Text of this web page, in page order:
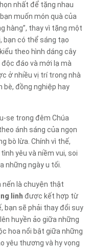
nhất để tặng nhau
muốn món quà của
hàng”, thay vì tặng một
bạn có thể sáng tạo
theo hình dáng cây
đáo và mới lạ mà
ở nhiều vị trí trong nhà
bè, đồng nghiệp hay
se trong đêm Chúa
ánh sáng của ngọn
bò lừa. Chính vì thế,
yêu và niềm vui, soi
những ngày u tối.
nến là chuyện thật
linh được kết hợp từ
bạn sẽ phải thay đổi suy
huyền ảo giữa những
hoa nổi bật giữa những
yêu thương và hy vọng